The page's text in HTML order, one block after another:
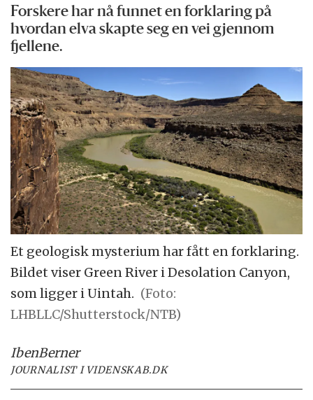
Forskere har nå funnet en forklaring på
hvordan elva skapte seg en vei gjennom
fjellene.
Et geologisk mysterium har fått en forklaring.
Bildet viser Green River i Desolation Canyon,
som ligger i Uintah. (Foto:
LHBLLC/Shutterstock/NTB)
IbenBerner
JOURNALIST I VIDENSKAB.DK